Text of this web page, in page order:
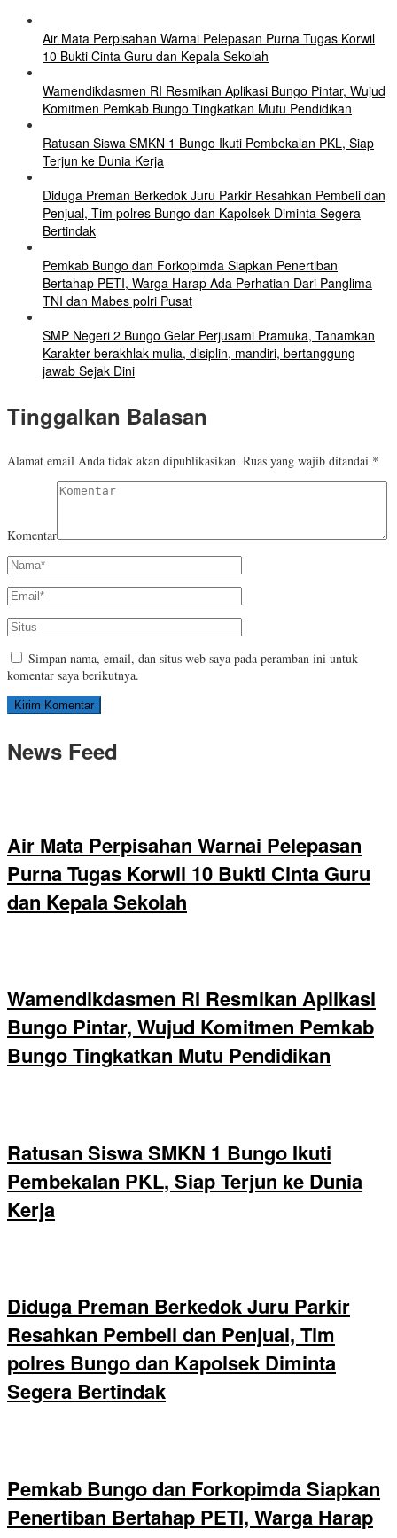
Air Mata Perpisahan Warnai Pelepasan Purna Tugas Korwil
10 Bukti Cinta Guru dan Kepala Sekolah
Wamendikdasmen RI Resmikan Aplikasi Bungo Pintar, Wujud
Komitmen Pemkab Bungo Tingkatkan Mutu Pendidikan
Ratusan Siswa SMKN 1 Bungo Ikuti Pembekalan PKL, Siap
Terjun ke Dunia Kerja
Diduga Preman Berkedok Juru Parkir Resahkan Pembeli dan
Penjual, Tim polres Bungo dan Kapolsek Diminta Segera
Bertindak
Pemkab Bungo dan Forkopimda Siapkan Penertiban
Bertahap PETI, Warga Harap Ada Perhatian Dari Panglima
TNI dan Mabes polri Pusat
SMP Negeri 2 Bungo Gelar Perjusami Pramuka, Tanamkan
Karakter berakhlak mulia, disiplin, mandiri, bertanggung
jawab Sejak Dini
Tinggalkan Balasan
Alamat email Anda tidak akan dipublikasikan. Ruas yang wajib ditandai *
Komentar
Simpan nama, email, dan situs web saya pada peramban ini untuk
komentar saya berikutnya.
News Feed
Air Mata Perpisahan Warnai Pelepasan
Purna Tugas Korwil 10 Bukti Cinta Guru
dan Kepala Sekolah
Wamendikdasmen RI Resmikan Aplikasi
Bungo Pintar, Wujud Komitmen Pemkab
Bungo Tingkatkan Mutu Pendidikan
Ratusan Siswa SMKN 1 Bungo Ikuti
Pembekalan PKL, Siap Terjun ke Dunia
Kerja
Diduga Preman Berkedok Juru Parkir
Resahkan Pembeli dan Penjual, Tim
polres Bungo dan Kapolsek Diminta
Segera Bertindak
Pemkab Bungo dan Forkopimda Siapkan
Penertiban Bertahap PETI, Warga Harap